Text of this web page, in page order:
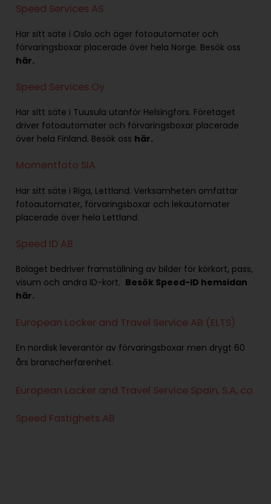
Speed Services AS
Har sitt säte i Oslo och äger fotoautomater och
förvaringsboxar placerade över hela Norge. Besök oss
här.
Speed Services Oy
Har sitt säte i Tuusula utanför Helsingfors. Företaget
driver fotoautomater och förvaringsboxar placerade
över hela Finland. Besök oss här.
Momentfoto SIA
Har sitt säte i Riga, Lettland. Verksamheten omfattar
fotoautomater, förvaringsboxar och lekautomater
placerade över hela Lettland.
Speed ID AB
Bolaget bedriver framställning av bilder för körkort, pass,
visum och andra ID-kort. Besök Speed-ID hemsidan
här.
European Locker and Travel Service AB (ELTS)
En nordisk leverantör av förvaringsboxar men drygt 60
års branscherfarenhet.
European Locker and Travel Service Spain, S.A, co.
Speed Fastighets AB